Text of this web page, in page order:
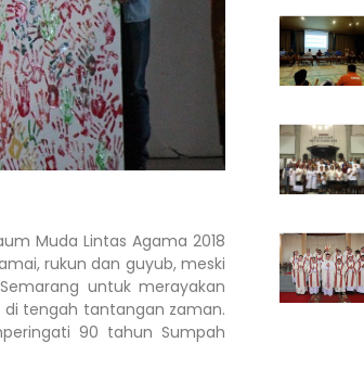
Muda Lintas Agama 2018
rukun dan guyub, meski
untuk merayakan
tengah tantangan zaman.
90 tahun Sumpah